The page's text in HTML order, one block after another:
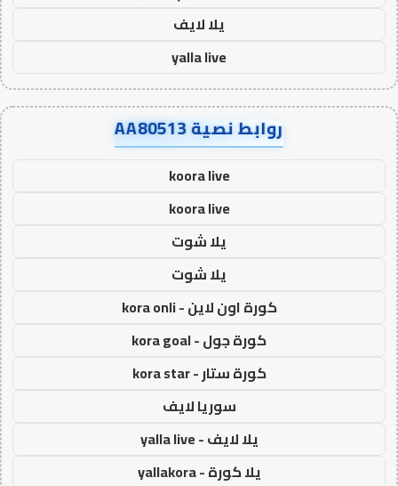
يلا لايف
yalla live
روابط نصية AA80513
koora live
koora live
يلا شوت
يلا شوت
كورة اون لاين - kora onli
كورة جول - kora goal
كورة ستار - kora star
سوريا لايف
يلا لايف - yalla live
يلا كورة - yallakora